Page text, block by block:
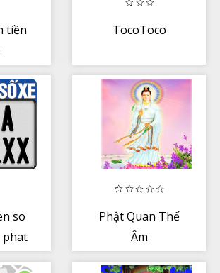
tiền
TocoToco
so
phat
Phật Quan Thế
Âm